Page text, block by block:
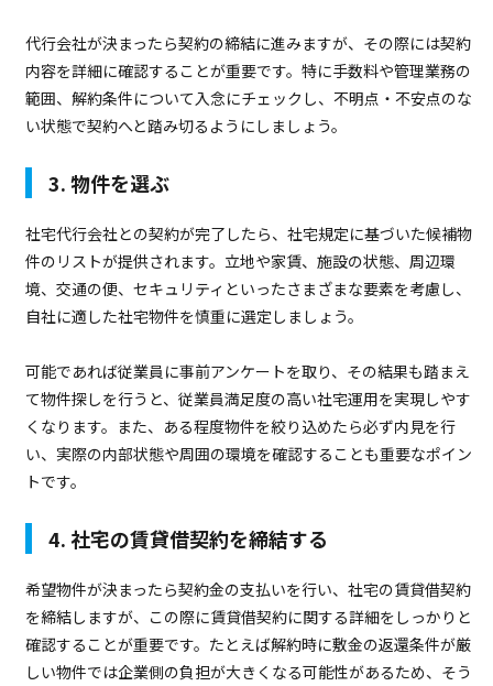
代行会社が決まったら契約の締結に進みますが、その際には契約
内容を詳細に確認することが重要です。特に手数料や管理業務の
範囲、解約条件について入念にチェックし、不明点・不安点のな
い状態で契約へと踏み切るようにしましょう。
3. 物件を選ぶ
社宅代行会社との契約が完了したら、社宅規定に基づいた候補物
件のリストが提供されます。立地や家賃、施設の状態、周辺環
境、交通の便、セキュリティといったさまざまな要素を考慮し、
自社に適した社宅物件を慎重に選定しましょう。
可能であれば従業員に事前アンケートを取り、その結果も踏まえ
て物件探しを行うと、従業員満足度の高い社宅運用を実現しやす
くなります。また、ある程度物件を絞り込めたら必ず内見を行
い、実際の内部状態や周囲の環境を確認することも重要なポイン
トです。
4. 社宅の賃貸借契約を締結する
希望物件が決まったら契約金の支払いを行い、社宅の賃貸借契約
を締結しますが、この際に賃貸借契約に関する詳細をしっかりと
確認することが重要です。たとえば解約時に敷金の返還条件が厳
しい物件では企業側の負担が大きくなる可能性があるため、そう